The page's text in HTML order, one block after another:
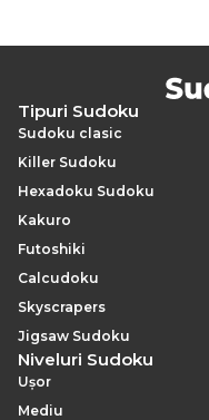
Tipuri Sudoku
Sudoku clasic
Killer Sudoku
Hexadoku Sudoku
Kakuro
Futoshiki
Calcudoku
Skyscrapers
Jigsaw Sudoku
Niveluri Sudoku
Ușor
Mediu